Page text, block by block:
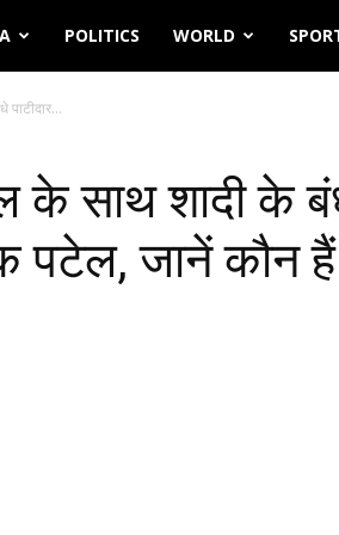
POLITICS WORLD
के साथ शादी के
पटेल, जानें कौन